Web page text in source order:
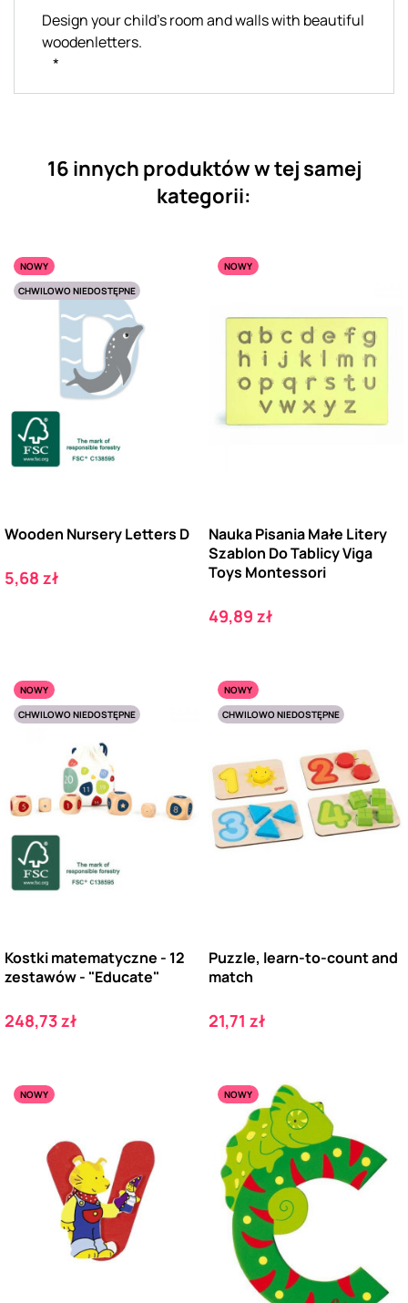
Design your child's room and walls with beautiful
woodenletters.
*
16 innych produktów w tej samej
kategorii:
NOWY
CHWILOWO NIEDOSTĘPNE
Wooden Nursery Letters D
Cena
5,68 zł
NOWY
Nauka Pisania Małe Litery
Szablon Do Tablicy Viga
Toys Montessori
Cena
49,89 zł
NOWY
CHWILOWO NIEDOSTĘPNE
Kostki matematyczne - 12
zestawów - "Educate"
Cena
248,73 zł
NOWY
CHWILOWO NIEDOSTĘPNE
Puzzle, learn-to-count and
match
Cena
21,71 zł
NOWY NOWY